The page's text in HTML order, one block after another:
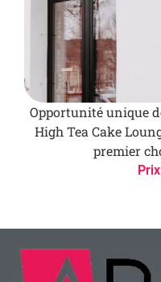
Opportunité unique
High Tea Cake
premier